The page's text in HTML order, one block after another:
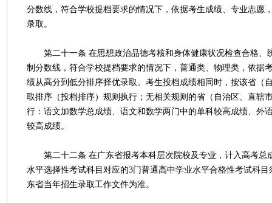
分数线，符合学校提档要求的情况下，依据考生成绩、专业志愿
录取。
第二十一条 在思想政治品德考核和身体健康状况检查合格、
制分数线，符合学校提档要求的情况下，普通类、物理类，依据
绩从高分到低分排序择优录取。考生投档成绩相同时，按该省（
取排序（投档排序）规则执行；无相关规则的省（自治区、直辖
行：语文加数学总成绩、语文和数学两门中的单科较高成绩、外
较高成绩。
第二十二条 在广东省报考本科层次院校及专业，计入高考总
水平选择性考试科目对应的3门普通高中学业水平合格性考试科
东省当年招生录取工作文件为准。